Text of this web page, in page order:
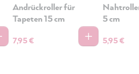
Andrückroller für
Tapeten 15 cm
7,95 €
5 cm
5,95 €